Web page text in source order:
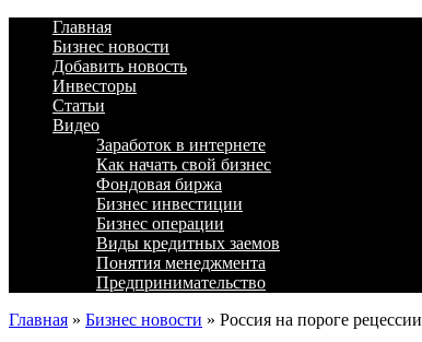
Главная
Бизнес новости
Добавить новость
Инвесторы
Статьи
Видео
Заработок в интернете
Как начать свой бизнес
Фондовая биржа
Бизнес инвестиции
Бизнес операции
Виды кредитных заемов
Понятия менеджмента
Предпринимательство
Главная » Бизнес новости » Россия на пороге рецессии